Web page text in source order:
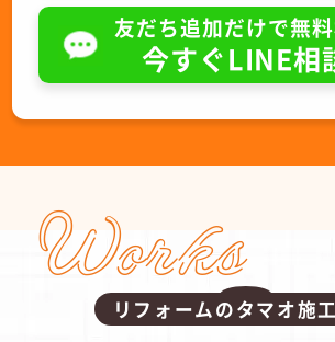
友だち追加だけで無
今すぐLINE相
Works
リフォームのタマオ施